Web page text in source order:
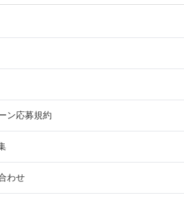
ン応募規約
わせ